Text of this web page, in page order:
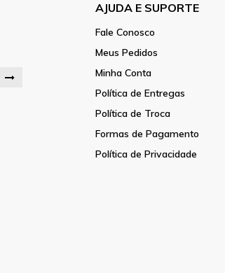
AJUDA E SUPORTE
Fale Conosco
Meus Pedidos
Minha Conta
Política de Entregas
Política de Troca
Formas de Pagamento
Política de Privacidade